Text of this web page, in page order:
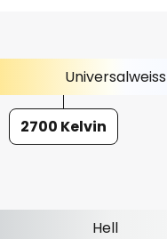
Universalweiss
2700 Kelvin
Hell